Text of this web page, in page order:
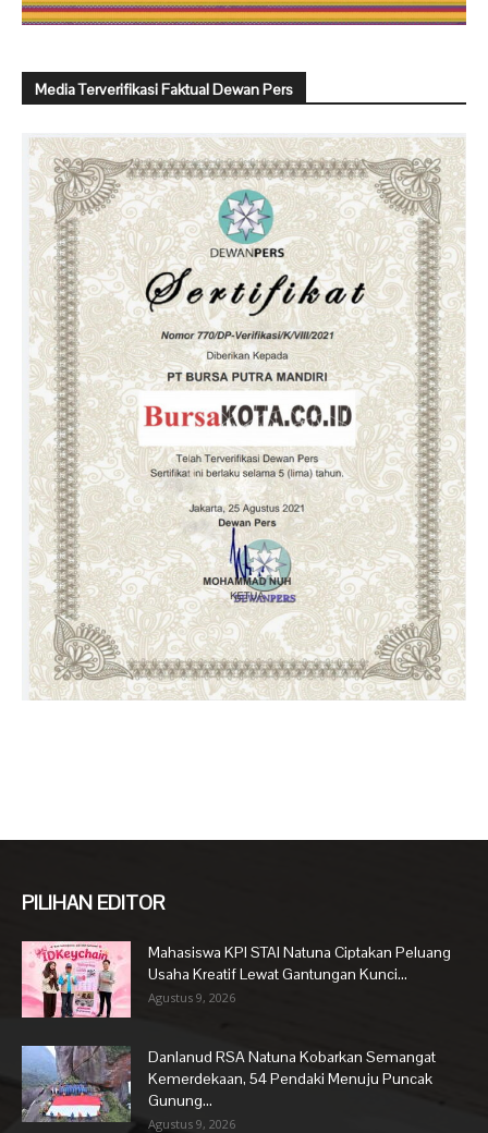
Media Terverifikasi Faktual Dewan Pers
PILIHAN EDITOR
Mahasiswa KPI STAI Natuna Ciptakan Peluang
Usaha Kreatif Lewat Gantungan Kunci...
Agustus 9, 2026
Danlanud RSA Natuna Kobarkan Semangat
Kemerdekaan, 54 Pendaki Menuju Puncak
Gunung...
Agustus 9, 2026